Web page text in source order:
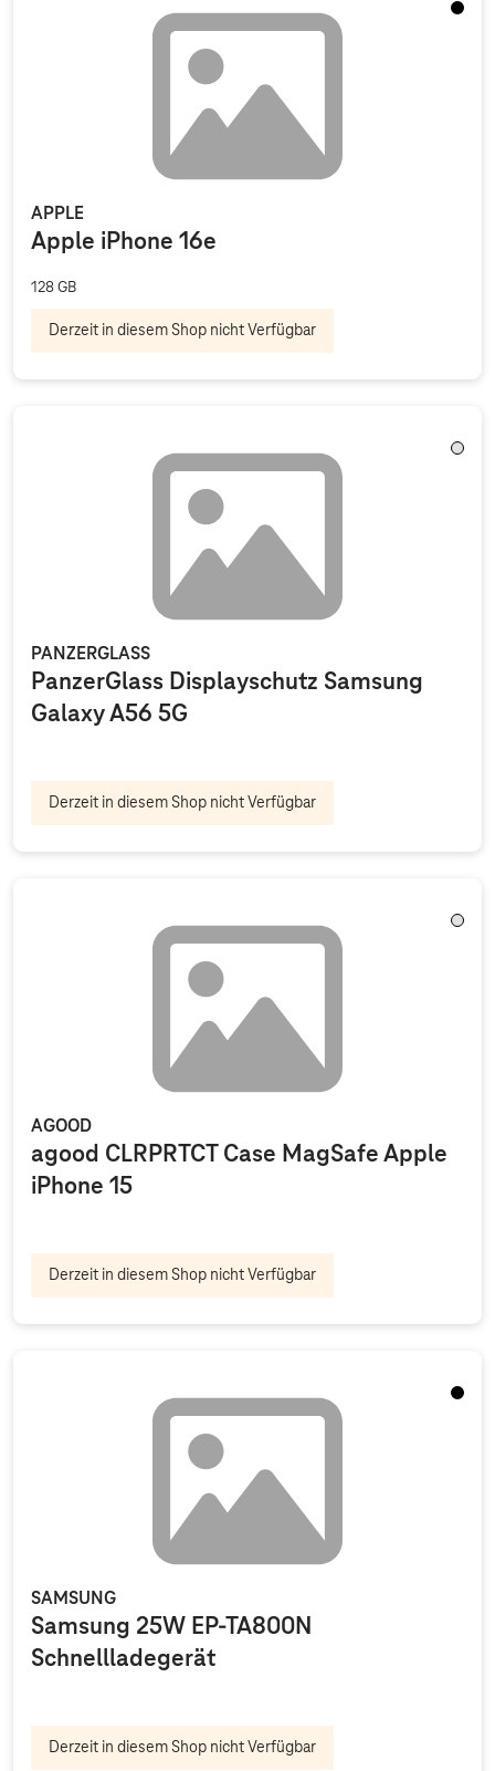
APPLE
Apple iPhone 16e
128 GB
Derzeit in diesem Shop nicht Verfügbar
PANZERGLASS
PanzerGlass Displayschutz Samsung
Galaxy A56 5G
Derzeit in diesem Shop nicht Verfügbar
AGOOD
agood CLRPRTCT Case MagSafe Apple
iPhone 15
Derzeit in diesem Shop nicht Verfügbar
SAMSUNG
Samsung 25W EP-TA800N
Schnellladegerät
Derzeit in diesem Shop nicht Verfügbar